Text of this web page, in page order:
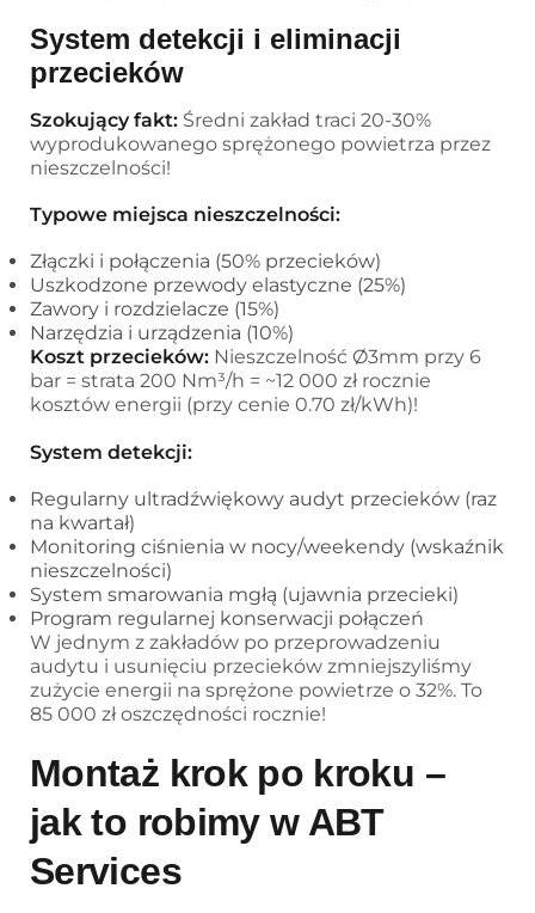
System detekcji i eliminacji
przecieków
Szokujący fakt: Średni zakład traci 20-30%
wyprodukowanego sprężonego powietrza przez
nieszczelności!
Typowe miejsca nieszczelności:
Złączki i połączenia (50% przecieków)
Uszkodzone przewody elastyczne (25%)
Zawory i rozdzielacze (15%)
Narzędzia i urządzenia (10%)
Koszt przecieków: Nieszczelność Ø3mm przy 6
bar = strata 200 Nm³/h = ~12 000 zł rocznie
kosztów energii (przy cenie 0.70 zł/kWh)!
System detekcji:
Regularny ultradźwiękowy audyt przecieków (raz
na kwartał)
Monitoring ciśnienia w nocy/weekendy (wskaźnik
nieszczelności)
System smarowania mgłą (ujawnia przecieki)
Program regularnej konserwacji połączeń
W jednym z zakładów po przeprowadzeniu
audytu i usunięciu przecieków zmniejszyliśmy
zużycie energii na sprężone powietrze o 32%. To
85 000 zł oszczędności rocznie!
Montaż krok po kroku –
jak to robimy w ABT
Services